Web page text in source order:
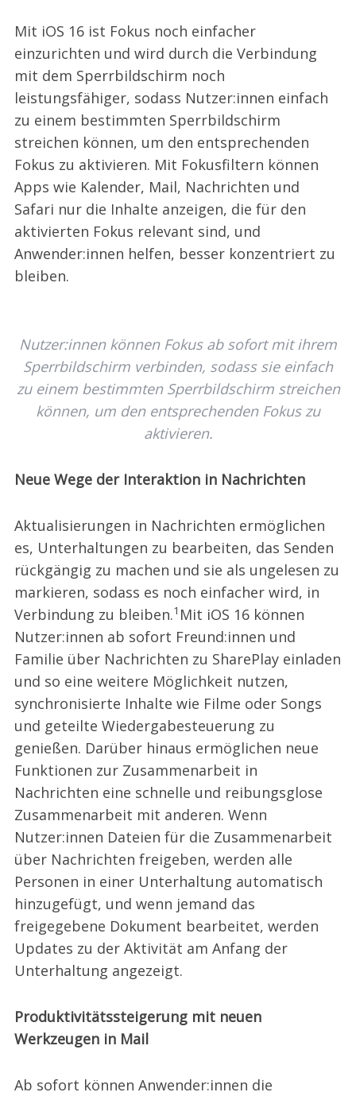
Mit iOS 16 ist Fokus noch einfacher
einzurichten und wird durch die Verbindung
mit dem Sperrbildschirm noch
leistungsfähiger, sodass Nutzer:innen einfach
zu einem bestimmten Sperrbildschirm
streichen können, um den entsprechenden
Fokus zu aktivieren. Mit Fokusfiltern können
Apps wie Kalender, Mail, Nachrichten und
Safari nur die Inhalte anzeigen, die für den
aktivierten Fokus relevant sind, und
Anwender:innen helfen, besser konzentriert zu
bleiben.
Nutzer:innen können Fokus ab sofort mit ihrem
Sperrbildschirm verbinden, sodass sie einfach
zu einem bestimmten Sperrbildschirm streichen
können, um den entsprechenden Fokus zu
aktivieren.
Neue Wege der Interaktion in Nachrichten
Aktualisierungen in Nachrichten ermöglichen
es, Unterhaltungen zu bearbeiten, das Senden
rückgängig zu machen und sie als ungelesen zu
markieren, sodass es noch einfacher wird, in
Verbindung zu bleiben.1 Mit iOS 16 können
Nutzer:innen ab sofort Freund:innen und
Familie über Nachrichten zu SharePlay einladen
und so eine weitere Möglichkeit nutzen,
synchronisierte Inhalte wie Filme oder Songs
und geteilte Wiedergabesteuerung zu
genießen. Darüber hinaus ermöglichen neue
Funktionen zur Zusammenarbeit in
Nachrichten eine schnelle und reibungsglose
Zusammenarbeit mit anderen. Wenn
Nutzer:innen Dateien für die Zusammenarbeit
über Nachrichten freigeben, werden alle
Personen in einer Unterhaltung automatisch
hinzugefügt, und wenn jemand das
freigegebene Dokument bearbeitet, werden
Updates zu der Aktivität am Anfang der
Unterhaltung angezeigt.
Produktivitätssteigerung mit neuen
Werkzeugen in Mail
Ab sofort können Anwender:innen die